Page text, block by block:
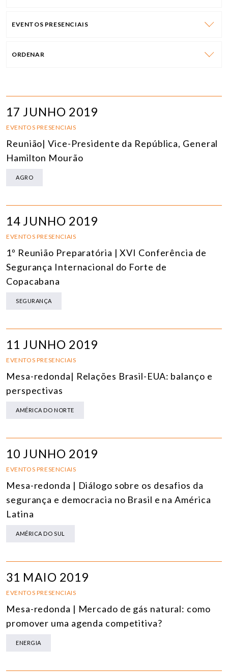
EVENTOS PRESENCIAIS
ORDENAR
17 JUNHO 2019
EVENTOS PRESENCIAIS
Reunião| Vice-Presidente da República, General
Hamilton Mourão
AGRO
14 JUNHO 2019
EVENTOS PRESENCIAIS
1º Reunião Preparatória | XVI Conferência de
Segurança Internacional do Forte de
Copacabana
SEGURANÇA
11 JUNHO 2019
EVENTOS PRESENCIAIS
Mesa-redonda| Relações Brasil-EUA: balanço e
perspectivas
AMÉRICA DO NORTE
10 JUNHO 2019
EVENTOS PRESENCIAIS
Mesa-redonda | Diálogo sobre os desafios da
segurança e democracia no Brasil e na América
Latina
AMÉRICA DO SUL
31 MAIO 2019
EVENTOS PRESENCIAIS
Mesa-redonda | Mercado de gás natural: como
promover uma agenda competitiva?
ENERGIA